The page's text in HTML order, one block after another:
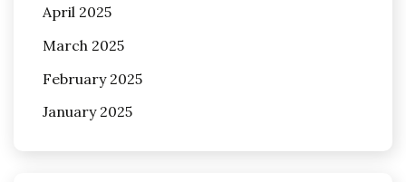
April 2025
March 2025
February 2025
January 2025